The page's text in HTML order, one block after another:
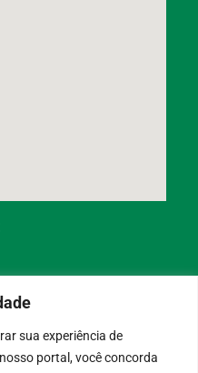
sua experiência de
portal, você concorda
para prefeituras
dasleis de transparência